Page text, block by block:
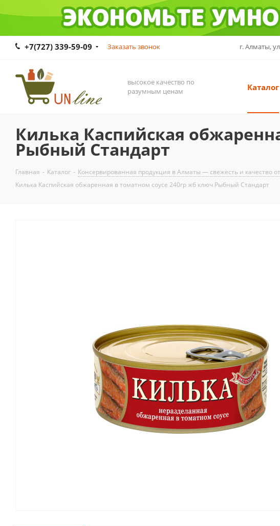
+7(727) 339-59-09 Заказать звонок г. Алматы,
высокое качество по
разумным ценам
Каталог
Килька Каспийская
Рыбный Стандарт
Главная - Каталог - Консервированная продукция в Алматы — свежесть и качество
Килька Каспийская обжаренная в томатном соусе 240гр жб ключ Рыбный Стандарт